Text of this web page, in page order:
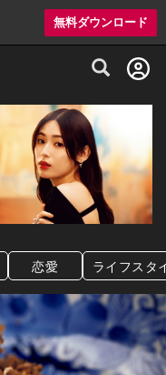
無料ダウンロード
レミアムレストラン予約
恋愛 ライフスタ